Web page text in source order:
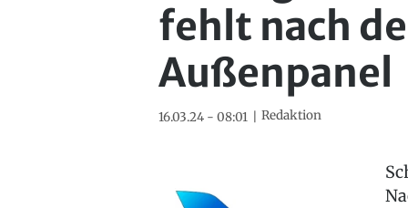
fehlt nach
Außenpanel
16.03.24 - 08:01 Redaktion